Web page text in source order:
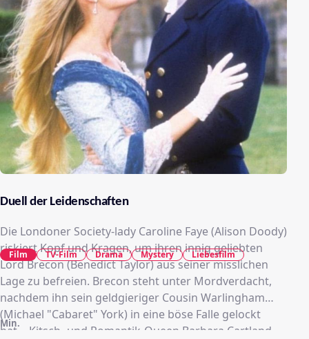
Duell der Leidenschaften
Die Londoner Society-lady Caroline Faye (Alison Doody)
riskiert Kopf und Kragen, um ihren innig geliebten
Lord Brecon (Benedict Taylor) aus seiner misslichen
Lage zu befreien. Brecon steht unter Mordverdacht,
nachdem ihn sein geldgieriger Cousin Warlingham
(Michael "Cabaret" York) in eine böse Falle gelockt
hat… Kitsch- und Romantik-Queen Barbara Cartland
Min.
Film TV-Film Drama Mystery Liebesfilm